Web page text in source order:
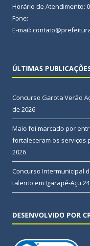
Horário de Atendimento:
Fone:
E-mail:
ÚLTIMAS
Concurso Garota Verão
de 2026
Maio foi marcado por
fortaleceram os serviços
2026
Concurso Intermunicipal
talento em Igarapé-Açu
DESENVOLVIDO POR